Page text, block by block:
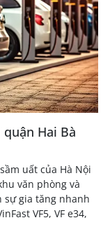
Hai Bà
uất của Hà Nội
văn phòng và
sự gia tăng nhanh
VF5, VF e34,